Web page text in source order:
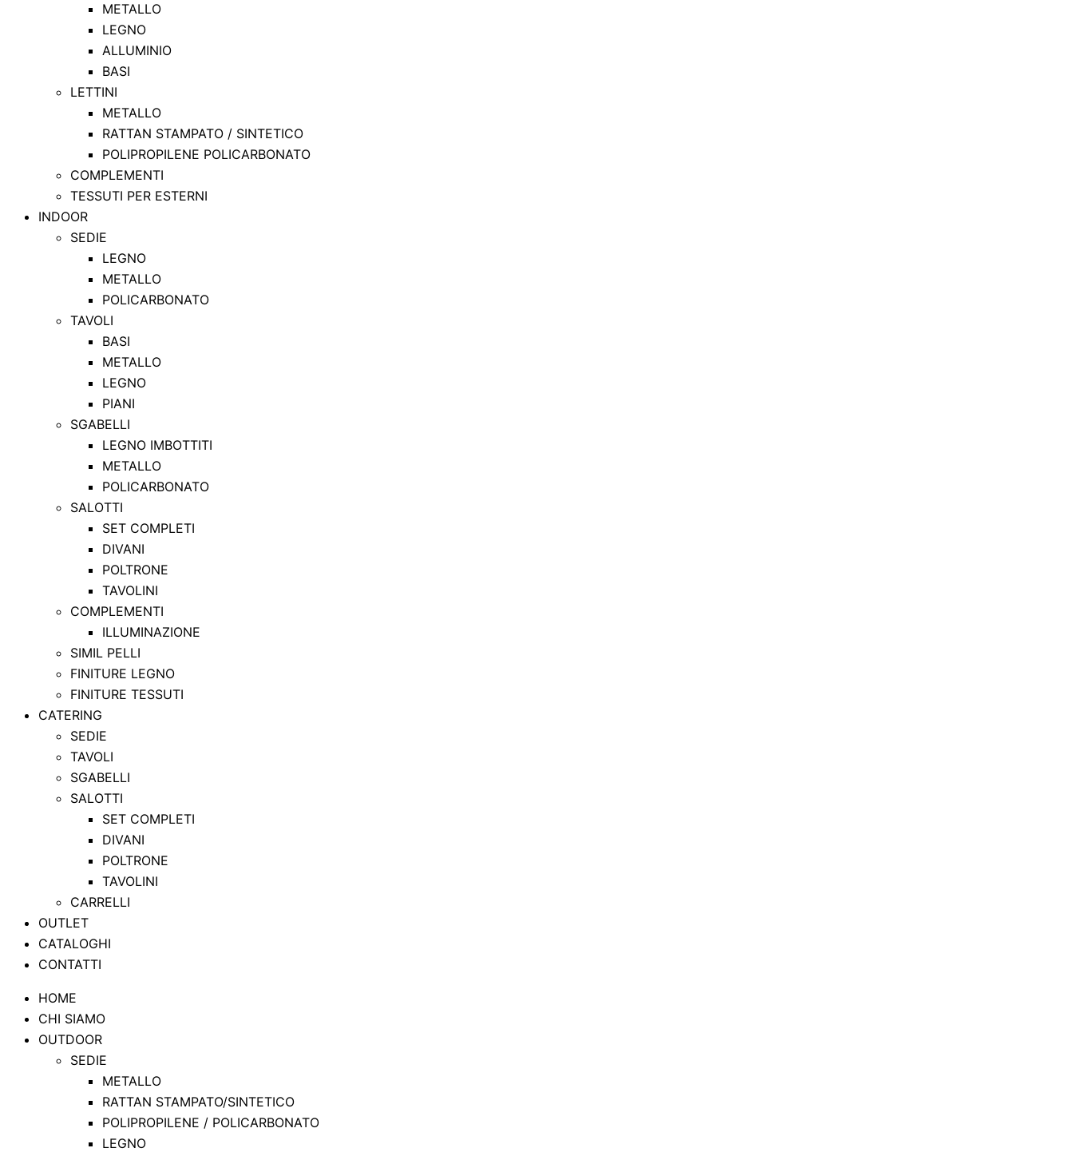
METALLO
LEGNO
ALLUMINIO
BASI
LETTINI
METALLO
RATTAN STAMPATO / SINTETICO
POLIPROPILENE POLICARBONATO
COMPLEMENTI
TESSUTI PER ESTERNI
INDOOR
SEDIE
LEGNO
METALLO
POLICARBONATO
TAVOLI
BASI
METALLO
LEGNO
PIANI
SGABELLI
LEGNO IMBOTTITI
METALLO
POLICARBONATO
SALOTTI
SET COMPLETI
DIVANI
POLTRONE
TAVOLINI
COMPLEMENTI
ILLUMINAZIONE
SIMIL PELLI
FINITURE LEGNO
FINITURE TESSUTI
CATERING
SEDIE
TAVOLI
SGABELLI
SALOTTI
SET COMPLETI
DIVANI
POLTRONE
TAVOLINI
CARRELLI
OUTLET
CATALOGHI
CONTATTI
HOME
CHI SIAMO
OUTDOOR
SEDIE
METALLO
RATTAN STAMPATO/SINTETICO
POLIPROPILENE / POLICARBONATO
LEGNO